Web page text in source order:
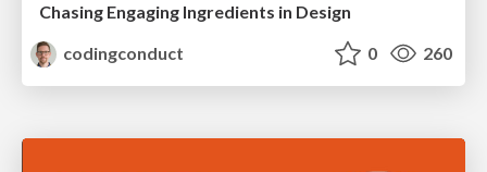
Chasing Engaging Ingredients in Design
codingconduct
0 260